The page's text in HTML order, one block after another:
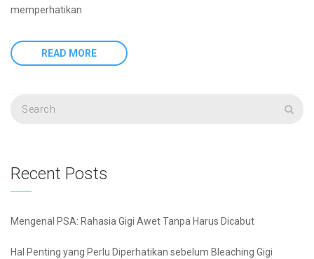
memperhatikan
READ MORE
Recent Posts
Mengenal PSA: Rahasia Gigi Awet Tanpa Harus Dicabut
Hal Penting yang Perlu Diperhatikan sebelum Bleaching Gigi